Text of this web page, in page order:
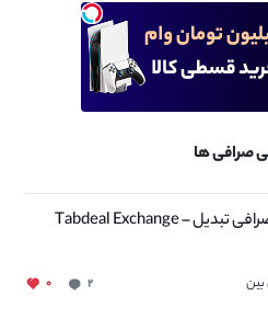
صرافی ها
نقد و بررسی صرافی تبدیل – Tabdeal Exchange
۲ ۰